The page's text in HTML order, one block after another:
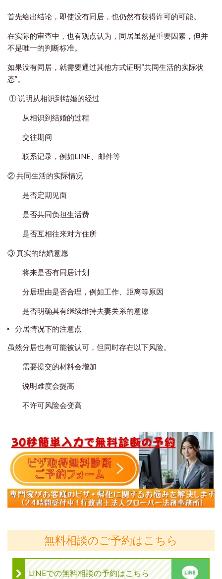
首先给出结论，即使没有同居，也仍然有获得许可的可能。
在实际的审查中，也有观点认为，同居虽然是重要因素，但并
不是唯一的判断标准。
如果没有同居，就需要通过其他方式证明“共同生活的实际状
态”。
① 说明从相识到结婚的经过
从相识到结婚的过程
交往期间
联系记录，例如LINE、邮件等
② 共同生活的实际情况
是否定期见面
是否共同负担生活费
是否互相往来对方住所
③ 真实的结婚意愿
将来是否有同居计划
分居理由是否合理，例如工作、距离等原因
是否明确具有继续维持夫妻关系的意愿
分居情况下的注意点
虽然分居也有可能被认可，但同时存在以下风险。
需要提交的材料会增加
说明难度会提高
不许可风险会变高
無料相談のご予約はこちら
LINEでの無料相談の予約はこちら